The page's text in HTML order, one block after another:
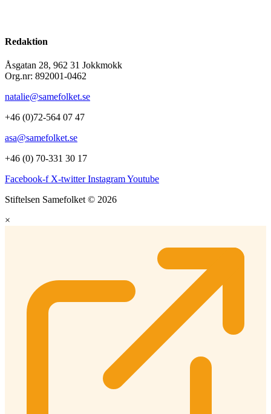
Redaktion
Åsgatan 28, 962 31 Jokkmokk
Org.nr: 892001-0462
natalie@samefolket.se
+46 (0)72-564 07 47
asa@samefolket.se
+46 (0) 70-331 30 17
Facebook-f X-twitter InstagramYoutube
Stiftelsen Samefolket © 2026
×